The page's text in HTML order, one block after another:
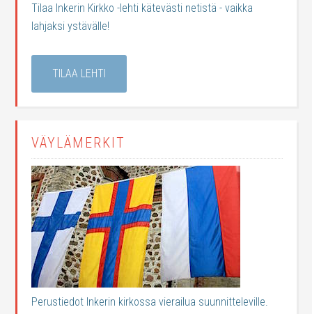
Tilaa Inkerin Kirkko -lehti kätevästi netistä - vaikka
lahjaksi ystävälle!
TILAA LEHTI
VÄYLÄMERKIT
Perustiedot Inkerin kirkossa vierailua suunnitteleville.